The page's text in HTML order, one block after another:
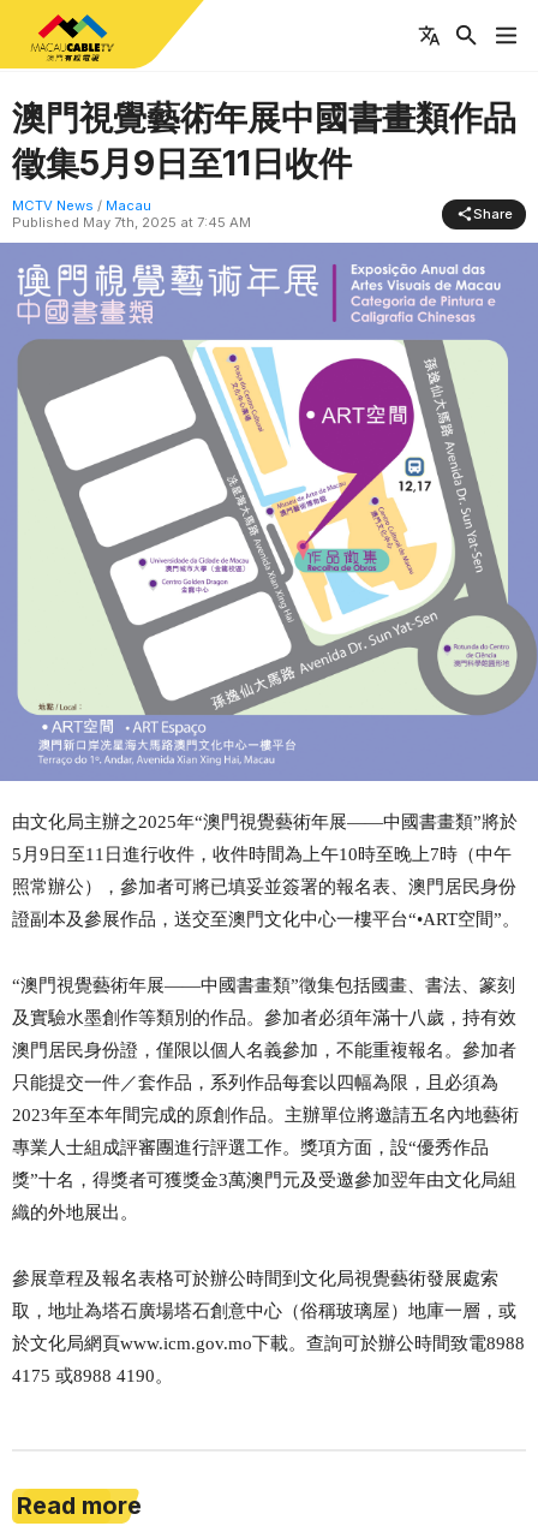
澳門視覺藝術年展中國書畫類作品
徵集5月9日至11日收件
MCTV News / Macau
Published May 7th, 2025 at 7:45 AM Share
由文化局主辦之2025年“澳門視覺藝術年展——中國書畫類”將於
5 月9日至11 日進行收件，收件時間為上午10時至晚上7時（中午
照常辦公），參加者可將已填妥並簽署的報名表、澳門居民身份
證副本及參展作品，送交至澳門文化中心一樓平台“•ART空間”。
“澳門視覺藝術年展——中國書畫類”徵集包括國畫、書法、篆刻
及實驗水墨創作等類別的作品。參加者必須年滿十八歲，持有效
澳門居民身份證，僅限以個人名義參加，不能重複報名。參加者
只能提交一件／套作品，系列作品每套以四幅為限，且必須為
2023年至本年間完成的原創作品。主辦單位將邀請五名內地藝術
專業人士組成評審團進行評選工作。獎項方面，設“優秀作品
獎”十名，得獎者可獲獎金3萬澳門元及受邀參加翌年由文化局組
織的外地展出。
參展章程及報名表格可於辦公時間到文化局視覺藝術發展處索
取，地址為塔石廣場塔石創意中心（俗稱玻璃屋）地庫一層，或
於文化局網頁www.icm.gov.mo下載。查詢可於辦公時間致電8988
4175 或8988 4190。
Read more